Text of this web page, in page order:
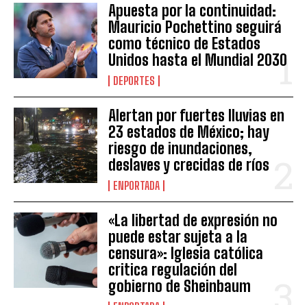
Apuesta por la continuidad:
Mauricio Pochettino seguirá
como técnico de Estados
Unidos hasta el Mundial 2030
DEPORTES
Alertan por fuertes lluvias en
23 estados de México; hay
riesgo de inundaciones,
deslaves y crecidas de ríos
ENPORTADA
«La libertad de expresión no
puede estar sujeta a la
censura»: Iglesia católica
critica regulación del
gobierno de Sheinbaum